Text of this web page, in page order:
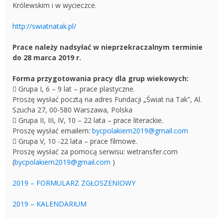
Królewskim i w wycieczce.
http://swiatnatak.pl/
Prace należy nadsyłać w nieprzekraczalnym terminie
do 28 marca 2019 r.
Forma przygotowania pracy dla grup wiekowych:
 Grupa I, 6 – 9 lat – prace plastyczne.
Proszę wysłać pocztą na adres Fundacji „Świat na Tak”, Al.
Szucha 27, 00-580 Warszawa, Polska
 Grupa II, III, IV, 10 – 22 lata – prace literackie.
Proszę wysłać emailem: bycpolakiem2019@gmail.com
 Grupa V, 10 -22 lata – prace filmowe.
Proszę wysłać za pomocą serwisu: wetransfer.com
(bycpolakiem2019@gmail.com )
2019 – FORMULARZ ZGŁOSZENIOWY
2019 – KALENDARIUM